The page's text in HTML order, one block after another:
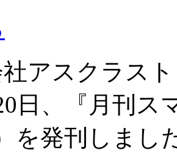
アスクラス
日、『月刊ス
を発刊しまし